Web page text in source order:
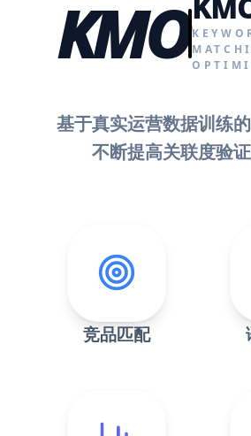
KMO
基于真实运营数据训练
不断提高关联度验证
竞品匹配